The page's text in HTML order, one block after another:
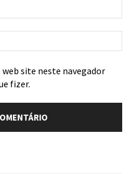
site neste navegador
fizer.